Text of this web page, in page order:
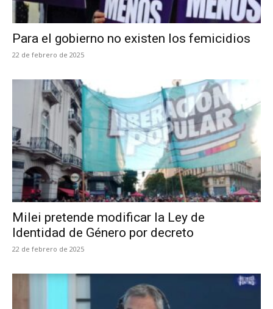
Para el gobierno no existen los femicidios
22 de febrero de 2025
Milei pretende modificar la Ley de
Identidad de Género por decreto
22 de febrero de 2025